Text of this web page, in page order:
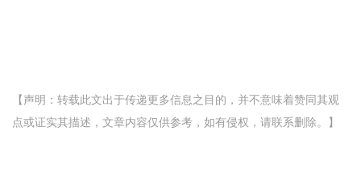
【声明：转载此文出于传递更多信息之目的，并不意味着赞同其观
点或证实其描述，文章内容仅供参考，如有侵权，请联系删除。】